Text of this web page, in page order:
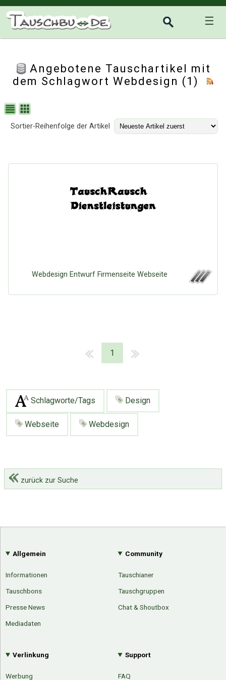
☰
Angebotene Tauschartikel mit
dem Schlagwort Webdesign (1)
Sortier-Reihenfolge der Artikel
Webdesign Entwurf Firmenseite Webseite
1
Schlagworte/Tags Design
Webseite Webdesign
zurück zur Suche
Allgemein
Informationen
Tauschbons
Presse News
Mediadaten
Community
Tauschianer
Tauschgruppen
Chat & Shoutbox
Verlinkung
Werbung
Support
FAQ